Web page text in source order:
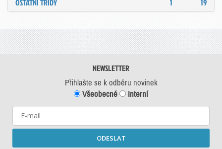
OSTATNÍ TŘÍDY 1 19
NEWSLETTER
Přihlašte se k odběru novinek
Všeobecné
Interní
ODESLAT